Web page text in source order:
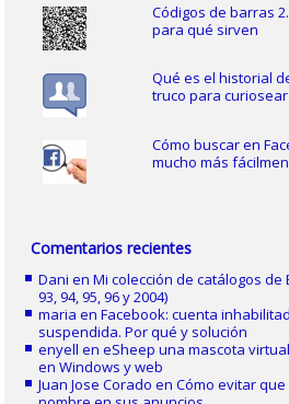
Códigos de barras
para qué sirven
Qué es el historial
truco para
Cómo buscar en
mucho más
Comentarios recientes
Dani enMi colección de catálogos de
93, 94, 95, 96 y 2004)
maria enFacebook: cuenta
suspendida. Por qué y solución
enyell eneSheep una mascota
en Windows y web
Juan Jose Corado enCómo evitar